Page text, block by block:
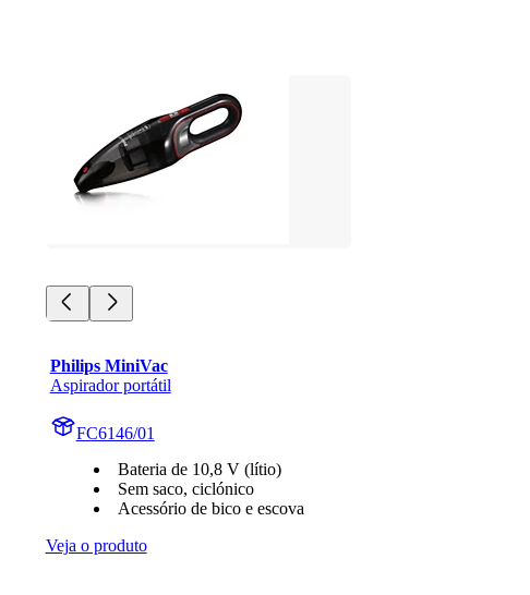
Philips MiniVac
Aspirador portátil
FC6146/01
Bateria de 10,8 V (lítio)
Sem saco, ciclónico
Acessório de bico e escova
Veja o produto